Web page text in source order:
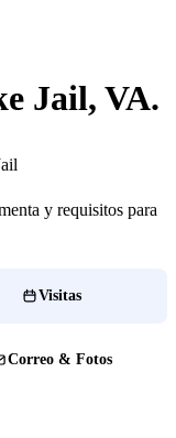
Jail, VA.
y requisitos para
Visitas
Correo & Fotos